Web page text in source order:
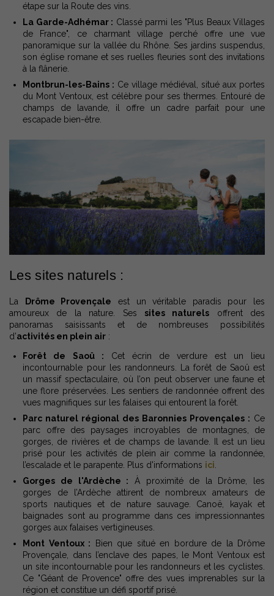
étape sur la Route des vins.
La Garde-Adhémar : Classé parmi les "Plus Beaux Villages
de France", ce charmant village perché offre une vue
panoramique sur la vallée du Rhône. Ses jardins suspendus,
son église romane et ses ruelles fleuries sont des invitations
à la flânerie.
Montbrun-les-Bains : Ce village médiéval, situé aux portes
du Mont Ventoux, est célèbre pour ses thermes. Entouré de
champs de lavande, il offre un cadre parfait pour une
escapade bien-être.
Les sites naturels :
La Drôme Provençale est un véritable paradis pour les
amoureux de la nature. Ses sites naturels offrent des
panoramas saisissants et de nombreuses possibilités
d’activités en plein air :
Forêt de Saoû : Cet écrin de verdure est un lieu
incontournable pour les randonneurs. La forêt de Saoû est
un massif spectaculaire, où l’on peut observer une faune et
une flore préservées. Les sentiers de randonnée offrent des
vues magnifiques sur les falaises qui entourent la forêt.
Parc naturel régional des Baronnies Provençales : Ce
parc offre des paysages incroyables de montagnes, de
gorges, de rivières et de champs de lavande. Il est un lieu
prisé pour les activités de plein air comme la randonnée,
l’escalade et le parapente. Plus d'informations ici
Gorges de l'Ardèche : À proximité de la Drôme, les
gorges de l’Ardèche attirent de nombreux amateurs de
sports nautiques et de nature sauvage. Canoë, kayak et
baignades sont au programme dans ces impressionnantes
gorges aux falaises vertigineuses.
Mont Ventoux : Bien que situé en bordure de la Drôme
Provençale, dans l’enclave des papes, le Mont Ventoux est
un site incontournable pour les randonneurs et les cyclistes.
Ce "Géant de Provence" offre des vues imprenables sur la
région et constitue un défi sportif prisé.